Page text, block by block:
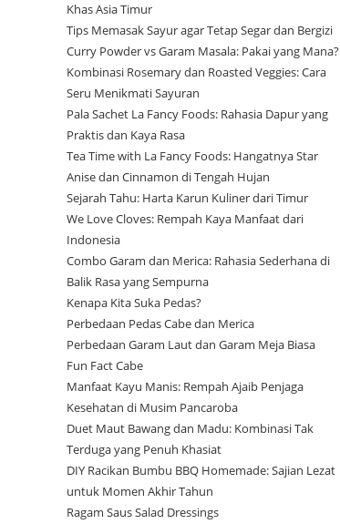
Khas Asia Timur
Tips Memasak Sayur agar Tetap Segar dan Bergizi
Curry Powder vs Garam Masala: Pakai yang Mana?
Kombinasi Rosemary dan Roasted Veggies: Cara
Seru Menikmati Sayuran
Pala Sachet La Fancy Foods: Rahasia Dapur yang
Praktis dan Kaya Rasa
Tea Time with La Fancy Foods: Hangatnya Star
Anise dan Cinnamon di Tengah Hujan
Sejarah Tahu: Harta Karun Kuliner dari Timur
We Love Cloves: Rempah Kaya Manfaat dari
Indonesia
Combo Garam dan Merica: Rahasia Sederhana di
Balik Rasa yang Sempurna
Kenapa Kita Suka Pedas?
Perbedaan Pedas Cabe dan Merica
Perbedaan Garam Laut dan Garam Meja Biasa
Fun Fact Cabe
Manfaat Kayu Manis: Rempah Ajaib Penjaga
Kesehatan di Musim Pancaroba
Duet Maut Bawang dan Madu: Kombinasi Tak
Terduga yang Penuh Khasiat
DIY Racikan Bumbu BBQ Homemade: Sajian Lezat
untuk Momen Akhir Tahun
Ragam Saus Salad Dressings